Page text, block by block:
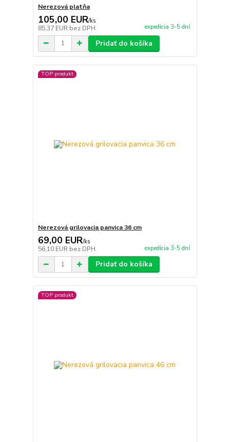
Nerezová platňa
105,00 EUR/ks
85,37 EUR bez DPH expedícia 3-5 dní
Pridať do košíka
TOP produkt
Nerezová grilovacia panvica 36 cm
69,00 EUR/ks
56,10 EUR bez DPH expedícia 3-5 dní
Pridať do košíka
TOP produkt